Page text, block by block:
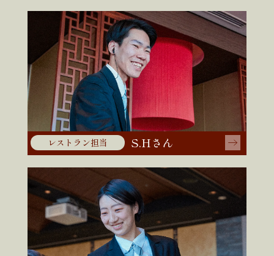
レストラン担当 S.Hさん